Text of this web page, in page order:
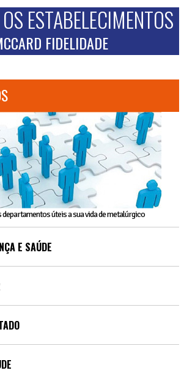
ESTABELECIMENTOS
FIDELIDADE
departamentos úteis a sua vida de metalúrgico
E SAÚDE